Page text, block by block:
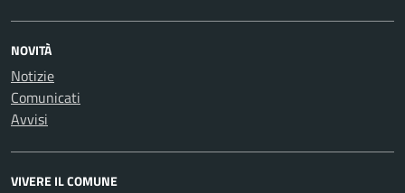
NOVITÀ
Notizie
Comunicati
Avvisi
VIVERE IL COMUNE